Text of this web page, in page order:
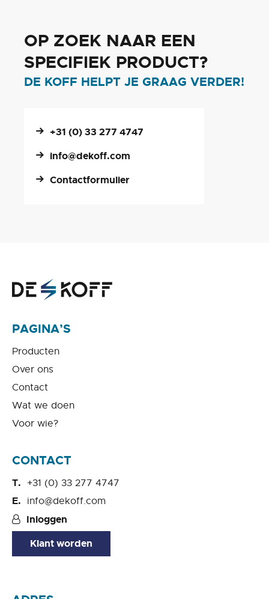
OP ZOEK NAAR EEN
SPECIFIEK PRODUCT?
DE KOFF HELPT JE GRAAG VERDER!
+31 (0) 33 277 4747
info@dekoff.com
Contactformulier
PAGINA’S
Producten
Over ons
Contact
Wat we doen
Voor wie?
CONTACT
+31 (0) 33 277 4747
info@dekoff.com
Inloggen
Klant worden